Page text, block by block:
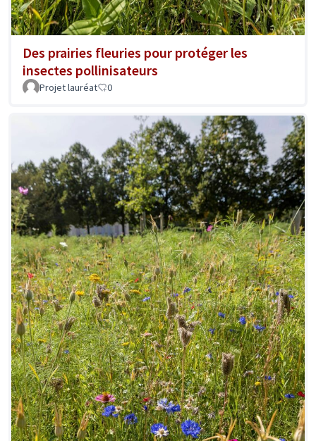
Des prairies fleuries pour protéger les
insectes pollinisateurs
Projet lauréat 0